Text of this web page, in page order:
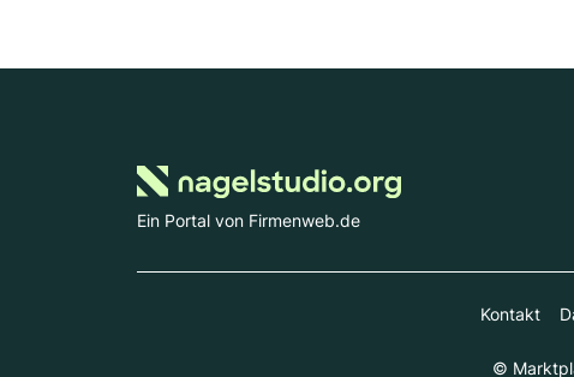
Ein Portal von Firmenweb.de
Kontakt
©